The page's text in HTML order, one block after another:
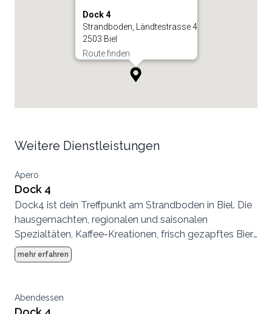
Dock 4
Strandboden, Ländtestrasse 4
2503 Biel
Route finden
Weitere Dienstleistungen
Apero
Dock 4
Dock4 ist dein Treffpunkt am Strandboden in Biel. Die
hausgemachten, regionalen und saisonalen
Spezialtäten, Kaffee-Kreationen, frisch gezapftes Bier
und Longdrinks laden zum Verweilen ein. Morgens,
mittags und abends. Lasse den Alltag hinter dir. Das
am Bielersee. Besuche uns.
mehr erfahren
Abendessen